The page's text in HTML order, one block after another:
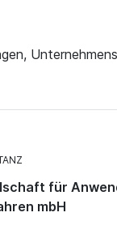
für
mbH